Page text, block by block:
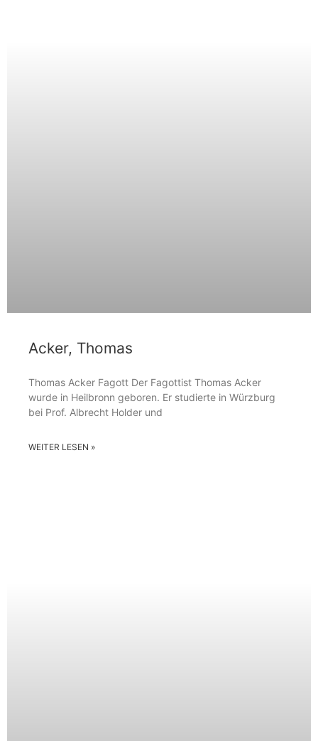
Acker, Thomas
Thomas Acker Fagott Der Fagottist Thomas Acker
wurde in Heilbronn geboren. Er studierte in Würzburg
bei Prof. Albrecht Holder und
WEITER LESEN »